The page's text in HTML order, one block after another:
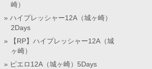
崎）
ハイプレッシャー12A（城ヶ崎）
2Days
【RP】ハイプレッシャー12A（城
ヶ崎）
ピエロ12A（城ヶ崎）5Days